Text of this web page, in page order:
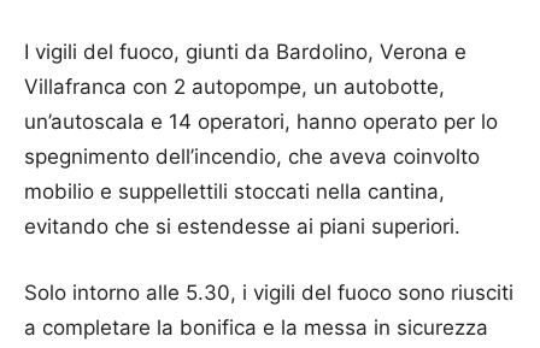
I vigili del fuoco, giunti da Bardolino, Verona e
Villafranca con 2 autopompe, un autobotte,
un’autoscala e 14 operatori, hanno operato per lo
spegnimento dell’incendio, che aveva coinvolto
mobilio e suppellettili stoccati nella cantina,
evitando che si estendesse ai piani superiori.
Solo intorno alle 5.30, i vigili del fuoco sono riusciti
a completare la bonifica e la messa in sicurezza